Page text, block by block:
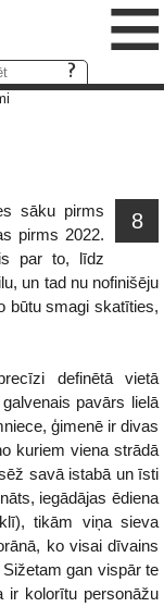
≡
8
sāku pirms
pirms 2022.
par to, līdz
un tad nu nofinišēju
būtu smagi skatīties,
definētā vietā
pavārs lielā
ģimenē ir divas
kuriem viena strādā
savā istabā un īsti
iegādājas ēdiena
tikām viņa sieva
ko visai dīvains
gan vispār te
ir kolorītu personāžu